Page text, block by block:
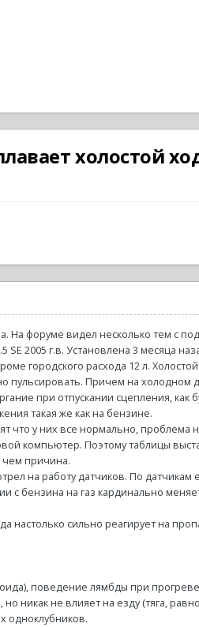
холостой
На форуме видел несколько тем с
2005 г.в. Установлена 3 месяца
городского расхода 12 л.
пульсировать. Причем на холодном
при отпускании сцепления, как
такая же как на бензине.
что у них все нормально, проблема
компьютер. Поэтому таблицы
причина.
на работу датчиков. По
бензина на газ кардинально
настолько сильно реагирует на
поведение лямбды при
никак не влияет на езду (тяга,
одноклубников.